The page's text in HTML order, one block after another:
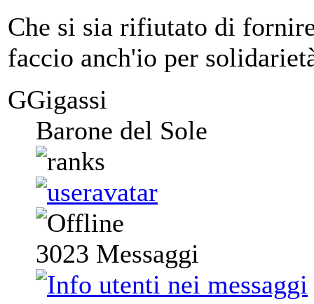
Che si sia rifiutato di
faccio anch'io per
GGigassi
Barone del Sole
3023 Messaggi